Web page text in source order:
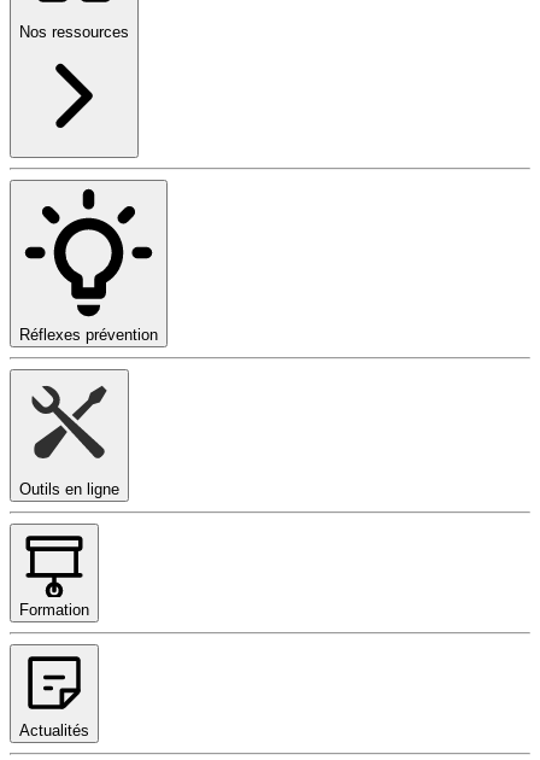
Nos ressources
Réflexes prévention
Outils en ligne
Formation
Actualités